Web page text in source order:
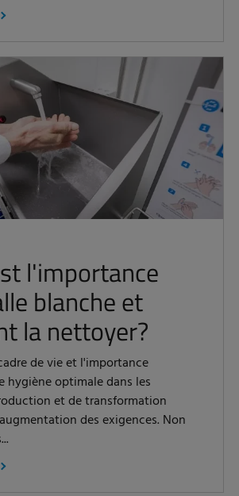
l'importance
blanche et
la nettoyer?
de vie et l'importance
hygiène optimale dans les
et de transformation
des exigences. Non